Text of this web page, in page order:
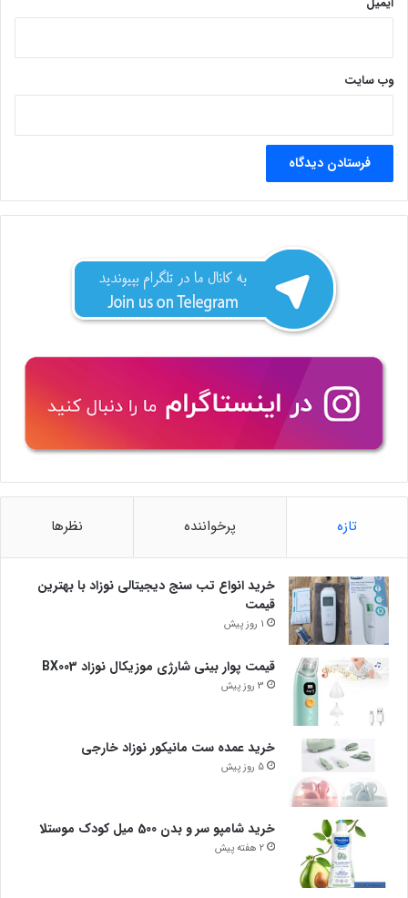
وب‌ سایت
تازه پرخواننده نظرها
خرید انواع تب سنج دیجیتالی نوزاد با بهترین
قیمت
1 روز پیش
قیمت پوار بینی شارژی موزیکال نوزاد BX003
3 روز پیش
خرید عمده ست مانیکور نوزاد خارجی
5 روز پیش
خرید شامپو سر و بدن 500 میل کودک موستلا
2 هفته پیش